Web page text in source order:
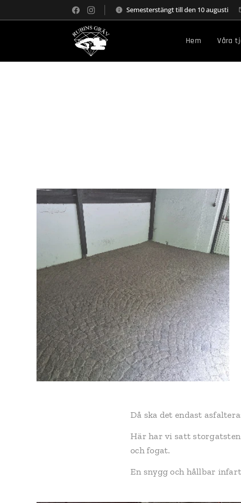
Semesterstängt till den 10 augusti
Hem Våra
Då ska det endast
Här har vi satt storgatsten
och fogat.
En snygg och hållbar